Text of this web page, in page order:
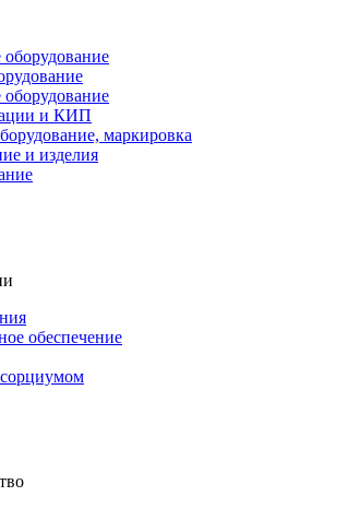
и КИП
маркировка
и изделия
обеспечение